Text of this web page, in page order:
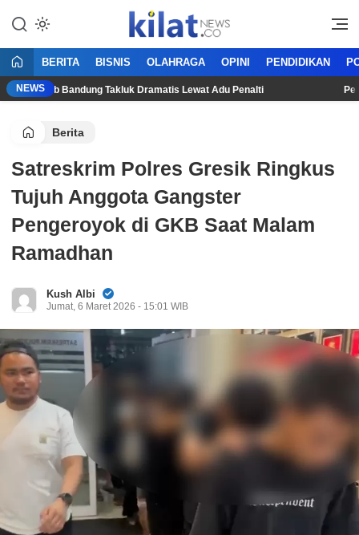
KilatNews.co
Mencerdaskan Anak Bangsa
BERITA BISNIS OLAHRAGA OPINI PENDIDIKAN
NEWS
Persib Bandung Takluk Dramatis Lewat Adu Penalti
Berita
Satreskrim Polres Gresik Ringkus
Tujuh Anggota Gangster
Pengeroyok di GKB Saat Malam
Ramadhan
Kush Albi
Jumat, 6 Maret 2026 - 15:01 WIB